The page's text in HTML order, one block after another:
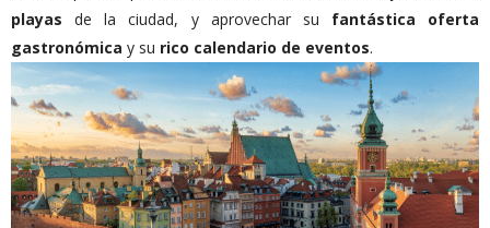
playas de la ciudad, y aprovechar su fantástica oferta
gastronómica y su rico calendario de eventos.